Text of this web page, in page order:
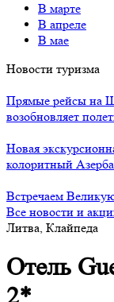
В марте
В апреле
В мае
Новости туризма
Прямые рейсы на
возобновляет
Новая
колоритный
Встречаем
Все новости и
Литва, Клайпеда
Отель